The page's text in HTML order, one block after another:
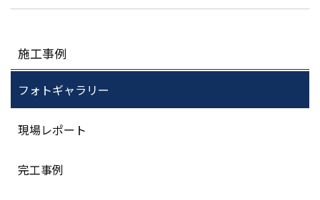
施工事例
フォトギャラリー
現場レポート
完工事例